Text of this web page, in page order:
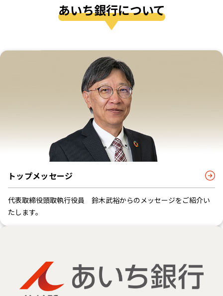
あいち銀⾏について
トップメッセージ
代表取締役頭取執行役員 鈴木武裕からのメッセージをご紹介い
たします。